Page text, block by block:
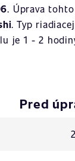
. Úprava
. Typ
je 1 - 2
Pred